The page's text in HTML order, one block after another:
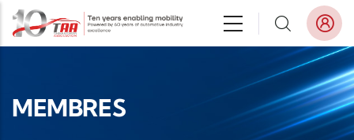
Aller au contenu principal
MEMBRES